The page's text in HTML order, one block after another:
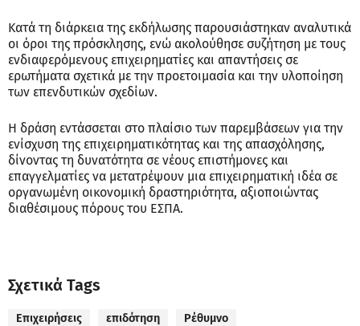
Κατά τη διάρκεια της εκδήλωσης παρουσιάστηκαν αναλυτικά
οι όροι της πρόσκλησης, ενώ ακολούθησε συζήτηση με τους
ενδιαφερόμενους επιχειρηματίες και απαντήσεις σε
ερωτήματα σχετικά με την προετοιμασία και την υλοποίηση
των επενδυτικών σχεδίων.
Η δράση εντάσσεται στο πλαίσιο των παρεμβάσεων για την
ενίσχυση της επιχειρηματικότητας και της απασχόλησης,
δίνοντας τη δυνατότητα σε νέους επιστήμονες και
επαγγελματίες να μετατρέψουν μια επιχειρηματική ιδέα σε
οργανωμένη οικονομική δραστηριότητα, αξιοποιώντας
διαθέσιμους πόρους του ΕΣΠΑ.
Σχετικά Tags
Επιχειρήσεις επιδότηση Ρέθυμνο